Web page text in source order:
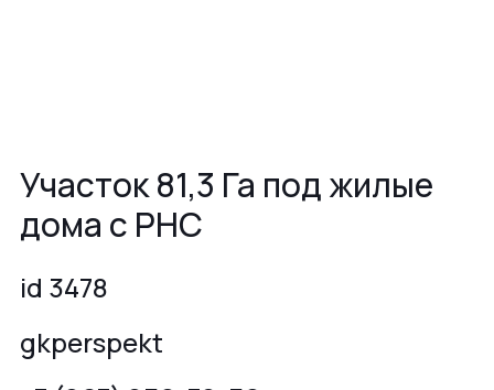
Участок 81,3 Га под жилые
дома с РНС
id 3478
gkperspekt